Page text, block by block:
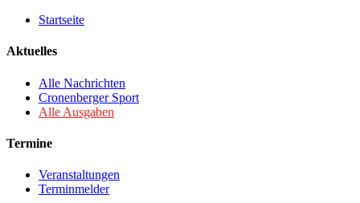
Startseite
Aktuelles
Alle Nachrichten
Cronenberger Sport
Alle Ausgaben
Termine
Veranstaltungen
Terminmelder